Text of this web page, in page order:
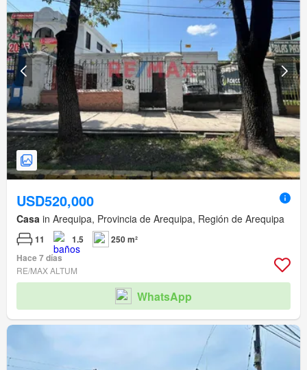
USD520,000
Casa in Arequipa, Provincia de Arequipa, Región de Arequipa
11 1.5
250 m²
Hace 7 días
RE/MAX ALTUM
WhatsApp